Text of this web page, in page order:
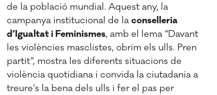
de la població mundial. Aquest any, la
campanya institucional de laconselleria
d’Igualtat i Feminismes, amb el lema “Davant
les violències masclistes, obrim els ulls. Pren
partit”, mostra les diferents situacions de
violència quotidiana i convida la ciutadania a
treure’s la bena dels ulls i fer el pas per